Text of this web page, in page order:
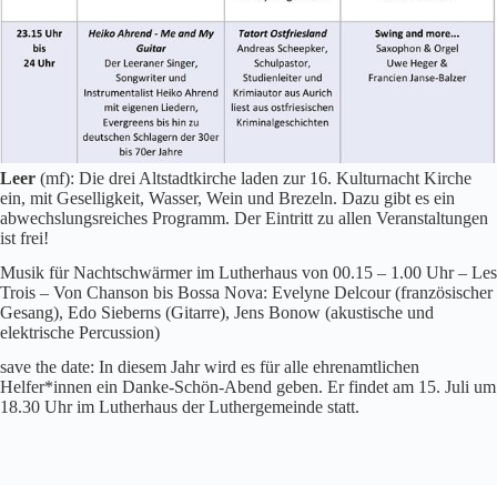
Leer (mf): Die drei Altstadtkirche laden zur 16. Kulturnacht Kirche
ein, mit Geselligkeit, Wasser, Wein und Brezeln. Dazu gibt es ein
abwechslungsreiches Programm. Der Eintritt zu allen Veranstaltungen
ist frei!
Musik für Nachtschwärmer im Lutherhaus von 00.15 – 1.00 Uhr – Les
Trois – Von Chanson bis Bossa Nova: Evelyne Delcour (französischer
Gesang), Edo Sieberns (Gitarre), Jens Bonow (akustische und
elektrische Percussion)
save the date: In diesem Jahr wird es für alle ehrenamtlichen
Helfer*innen ein Danke-Schön-Abend geben. Er findet am 15. Juli um
18.30 Uhr im Lutherhaus der Luthergemeinde statt.